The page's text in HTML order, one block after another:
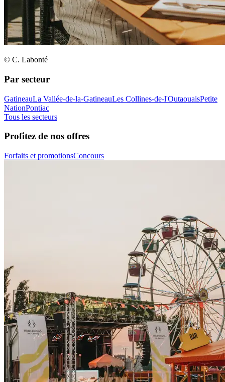
© C. Labonté
Par secteur
GatineauLa Vallée-de-la-GatineauLes Collines-de-l'OutaouaisPetite
NationPontiac
Tous les secteurs
Profitez de nos offres
Forfaits et promotionsConcours